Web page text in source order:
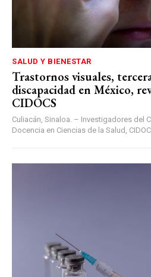
SALUD Y BIENESTAR
Trastornos visuales,
discapacidad en México,
CIDOCS
Culiacán, Sinaloa. – Investigadores del
Docencia en Ciencias de la Salud,